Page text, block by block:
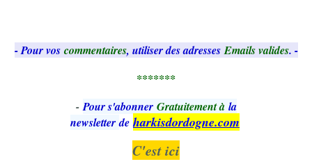
- Pour vos commentaires, utiliser des adressesEmails valides. -
*******
- Pour s'abonner Gratuitement à la
newsletter de harkisdordogne.com
C'est ici